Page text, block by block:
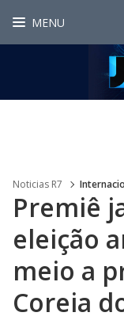
MENU
Noticias R7
Premiê
eleição
meio a
Coreia